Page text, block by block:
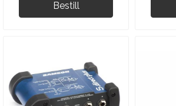
Bestill